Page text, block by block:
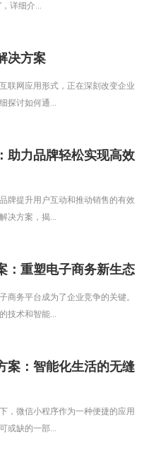
详细介...
决方案
联网应用形式，正在深刻改变企业
探讨如何通...
助力品牌轻松实现高效
牌提升用户互动和推动销售的有效
决方案，揭...
：重塑电子商务新生态
商务平台成为了企业竞争的关键。
技术和智能...
案：智能化生活的无缝
，微信小程序作为一种便捷的应用
或缺的一部...